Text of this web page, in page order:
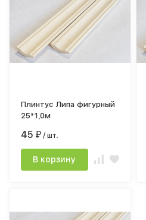
Плинтус Липа фигурный
25*1,0м
45₽ / шт.
В корзину